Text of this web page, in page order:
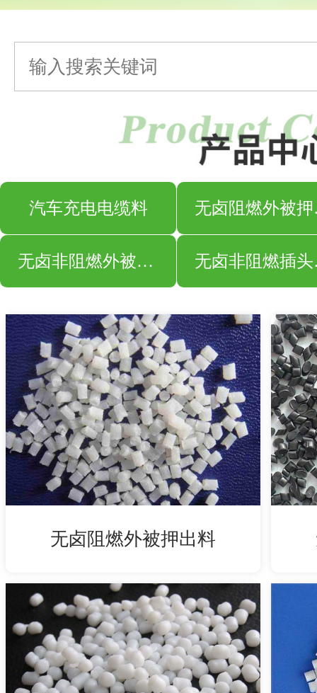
汽车充电电缆料
无卤非阻燃外被押出料
无卤阻燃外被押出料